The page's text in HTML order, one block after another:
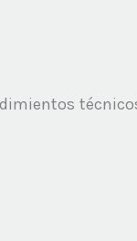
técnicos